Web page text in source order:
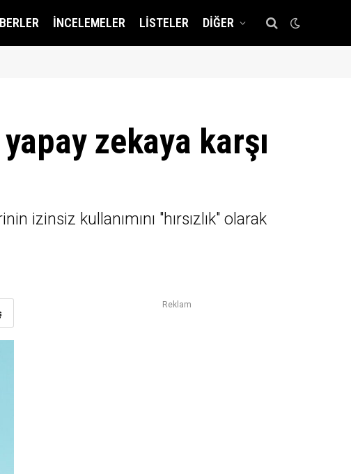
İNCELEMELER LISTELER DIĞER
zekaya karşı
izinsiz kullanımını "hırsızlık" olarak
Reklam